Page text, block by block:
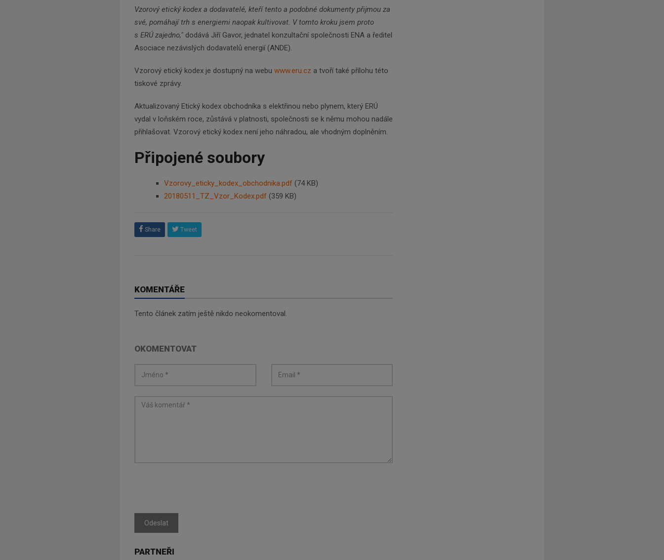
Vzorový etický kodex a dodavatelé, kteří tento a podobné dokumenty přijmou za
své, pomáhají trh s energiemi naopak kultivovat. V tomto kroku jsem proto
s ERÚ zajedno," dodává Jiří Gavor, jednatel konzultační společnosti ENA a ředitel
Asociace nezávislých dodavatelů energií (ANDE).
Vzorový etický kodex je dostupný na webu www.eru.cz a tvoří také přílohu této
tiskové zprávy.
Aktualizovaný Etický kodex obchodníka s elektřinou nebo plynem, který ERÚ
vydal v loňském roce, zůstává v platnosti, společnosti se k němu mohou nadále
přihlašovat. Vzorový etický kodex není jeho náhradou, ale vhodným doplněním.
Připojené soubory
Vzorovy_eticky_kodex_obchodnika.pdf (74 KB)
20180511_TZ_Vzor_Kodex.pdf (359 KB)
Share Tweet
KOMENTÁŘE
Tento článek zatím ještě nikdo neokomentoval.
OKOMENTOVAT
Odeslat
PARTNEŘI